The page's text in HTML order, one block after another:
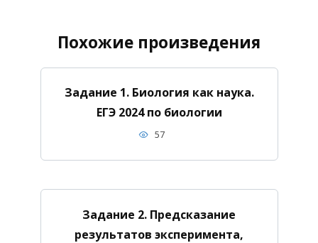
Похожие произведения
Задание 1. Биология как наука.
ЕГЭ 2024 по биологии
57
Задание 2. Предсказание
результатов эксперимента,